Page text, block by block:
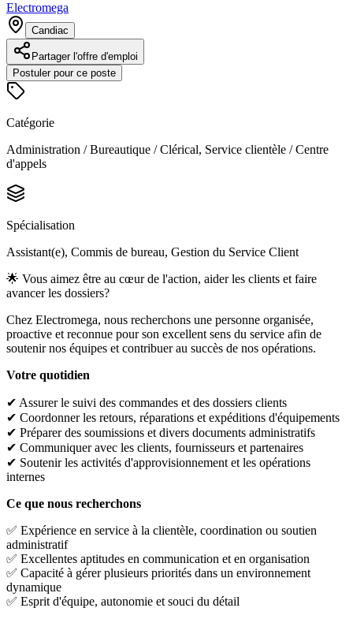
Electromega
Candiac
Partager l'offre d'emploi
Postuler pour ce poste
Catégorie
Administration / Bureautique / Clérical, Service clientèle / Centre
d'appels
Spécialisation
Assistant(e), Commis de bureau, Gestion du Service Client
🌟 Vous aimez être au cœur de l'action, aider les clients et faire
avancer les dossiers?
Chez Electromega, nous recherchons une personne organisée,
proactive et reconnue pour son excellent sens du service afin de
soutenir nos équipes et contribuer au succès de nos opérations.
Votre quotidien
✔ Assurer le suivi des commandes et des dossiers clients
✔ Coordonner les retours, réparations et expéditions d'équipements
✔ Préparer des soumissions et divers documents administratifs
✔ Communiquer avec les clients, fournisseurs et partenaires
✔ Soutenir les activités d'approvisionnement et les opérations
internes
Ce que nous recherchons
✅ Expérience en service à la clientèle, coordination ou soutien
administratif
✅ Excellentes aptitudes en communication et en organisation
✅ Capacité à gérer plusieurs priorités dans un environnement
dynamique
✅ Esprit d'équipe, autonomie et souci du détail